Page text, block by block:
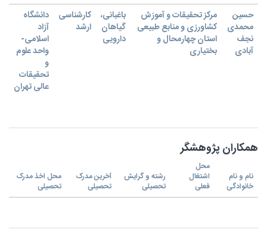
حسین
محمدی
نجف
آبادی
مرکز تحقیقات و آموزش
کشاورزی و منابع طبیعی
استان چهارمحال و
بختیاری
باغبانی،
گیاهان
دارویی
کارشناسی
ارشد
دانشگاه
آزاد
اسلامی-
واحد علوم
و
تحقیقات
عالی تهران
همکاران پژوهشگر
نام و نام
خانوادگی
محل
اشتغال
فعلی
رشته و گرایش
تحصیلی
آخرین مدرک
تحصیلی
محل اخذ مدرک
تحصیلی